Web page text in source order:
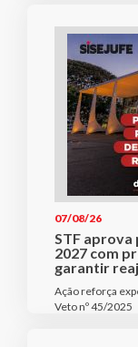
07/08/26
STF
2027 com
garantir
Ação reforça
Veto nº 45/2025